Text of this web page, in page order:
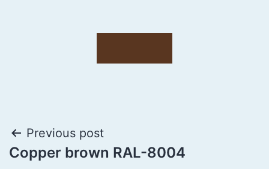
Previous post
Copper brown RAL-8004